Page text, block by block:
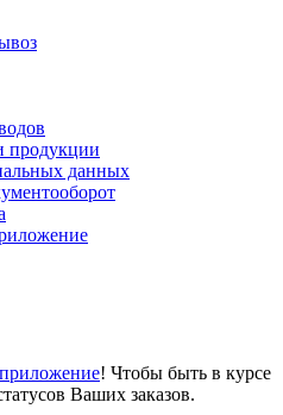
продукции
данных
! Чтобы быть в курсе
Ваших заказов.